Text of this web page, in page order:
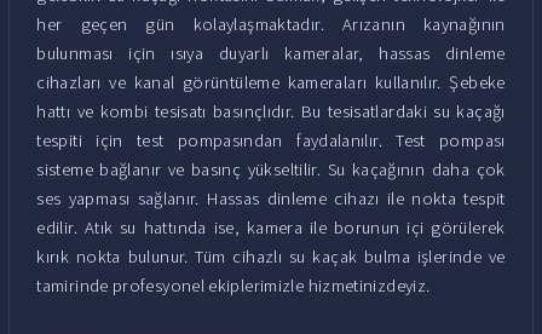
her geçen gün kolaylaşmaktadır. Arızanın kaynağının
bulunması için ısıya duyarlı kameralar, hassas dinleme
cihazları ve kanal görüntüleme kameraları kullanılır. Şebeke
hattı ve kombi tesisatı basınçlıdır. Bu tesisatlardaki su kaçağı
tespiti için test pompasından faydalanılır. Test pompası
sisteme bağlanır ve basınç yükseltilir. Su kaçağının daha çok
ses yapması sağlanır. Hassas dinleme cihazı ile nokta tespit
edilir. Atık su hattında ise, kamera ile borunun içi görülerek
kırık nokta bulunur. Tüm cihazlı su kaçak bulma işlerinde ve
tamirinde profesyonel ekiplerimizle hizmetinizdeyiz.